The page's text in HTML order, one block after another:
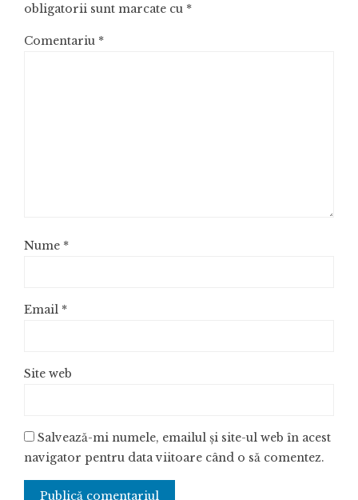
obligatorii sunt marcate cu *
Comentariu *
Nume *
Email *
Site web
Salvează-mi numele, emailul și site-ul web în acest
navigator pentru data viitoare când o să comentez.